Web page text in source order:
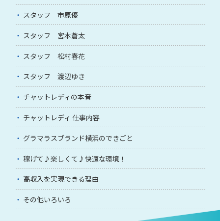
スタッフ 市原優
スタッフ 宮本蒼太
スタッフ 松村春花
スタッフ 渡辺ゆき
チャットレディの本音
チャットレディ 仕事内容
グラマラスブランド横浜のできごと
稼げて♪楽しくて♪快適な環境！
高収入を実現できる理由
その他いろいろ